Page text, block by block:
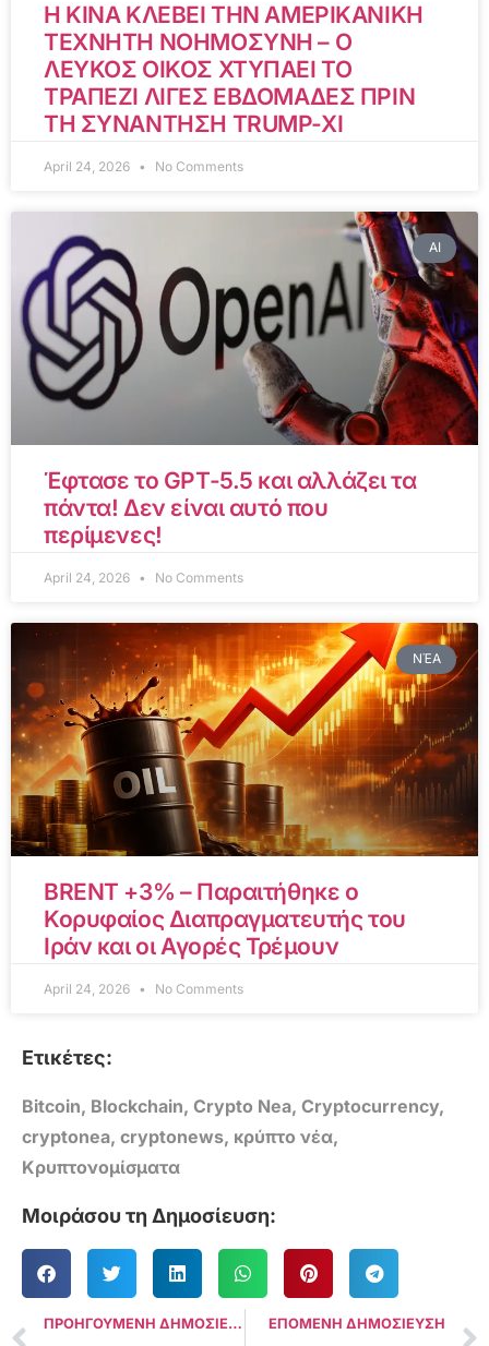
Η ΚΙΝΑ ΚΛΕΒΕΙ ΤΗΝ ΑΜΕΡΙΚΑΝΙΚΗ
ΤΕΧΝΗΤΗ ΝΟΗΜΟΣΥΝΗ – Ο
ΛΕΥΚΟΣ ΟΙΚΟΣ ΧΤΥΠΑΕΙ ΤΟ
ΤΡΑΠΕΖΙ ΛΙΓΕΣ ΕΒΔΟΜΑΔΕΣ ΠΡΙΝ
ΤΗ ΣΥΝΑΝΤΗΣΗ TRUMP-XI
April 24, 2026 No Comments
AI
Έφτασε το GPT-5.5 και αλλάζει τα
πάντα! Δεν είναι αυτό που
περίμενες!
April 24, 2026 No Comments
ΝΈΑ
BRENT +3% – Παραιτήθηκε ο
Κορυφαίος Διαπραγματευτής του
Ιράν και οι Αγορές Τρέμουν
April 24, 2026 No Comments
Ετικέτες:
Bitcoin, Blockchain, Crypto Nea, Cryptocurrency,
cryptonea, cryptonews, κρύπτο νέα,
Κρυπτονομίσματα
Μοιράσου τη Δημοσίευση:
ΠΡΟΗΓΟΥΜΕΝΗ ΔΗΜΟΣΙΕΥΣΗ ΕΠΟΜΕΝΗ ΔΗΜΟΣΙΕΥΣΗ